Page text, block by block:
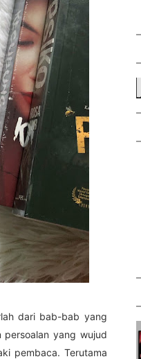
dari bab-bab yang
yang wujud
pembaca. Terutama